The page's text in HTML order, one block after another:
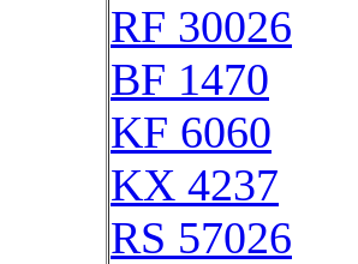
RF 30026
BF 1470
KF 6060
KX 4237
RS 57026